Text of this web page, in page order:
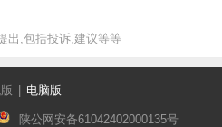
出,包括投诉,建议等等
电脑版
陕公网安备61042402000135号